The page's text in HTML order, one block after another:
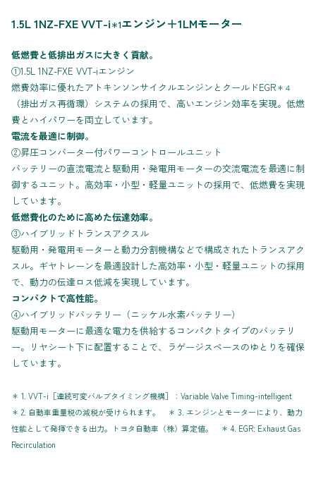
1.5L 1NZ-FXE VVT-i＊1エンジン＋1LMモーター
低燃費と低排出ガスに大きく貢献。
①1.5L 1NZ-FXE VVT-iエンジン
燃費効率に優れたアトキンソンサイクルエンジンとクールドEGR＊４
（排出ガス再循環）システムの採用で、高いエンジン効率を実現。低燃
費とハイパワーを両立しています。
電流を最適に制御。
②昇圧コンバーター付パワーコントロールユニット
バッテリーの直流電流と駆動用・発電用モーターの交流電流を最適に制
御するユニット。高効率・小型・軽量ユニットの採用で、低燃費を実現
しています。
低燃費化のために高めた伝達効率。
③ハイブリッドトランスアクスル
駆動用・発電用モーターと動力分割機構などで構成されたトランスアク
スル。ギヤトレーンを最適設計した高効率・小型・軽量ユニットの採用
で、動力の伝達ロス低減を実現しています。
コンパクトで高性能。
④ハイブリッドバッテリー（ニッケル水素バッテリー）
駆動用モーターに最適な電力を供給するコンパクトタイプのバッテリ
ー。リヤシート下に配置することで、ラゲージスペースのゆとりを確保
しています。
＊ 1. VVT-i［連続可変バルブタイミング機構］：Variable Valve Timing-intelligent
＊ 2. 自動車重量税の減税が受けられます。 ＊ 3. エンジンとモーターにより、動力
性能として発揮できる出力。トヨタ自動車（株）算定値。 ＊ 4. EGR: Exhaust Gas
Recirculation